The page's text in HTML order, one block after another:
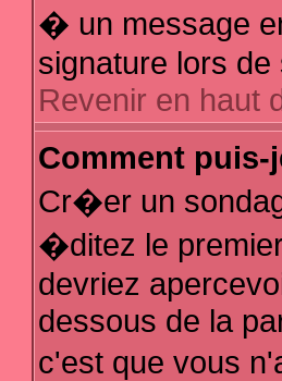
� un message
signature lors
Revenir en haut
Comment
Cr�er un
�ditez le
devriez
dessous de la
c'est que vous